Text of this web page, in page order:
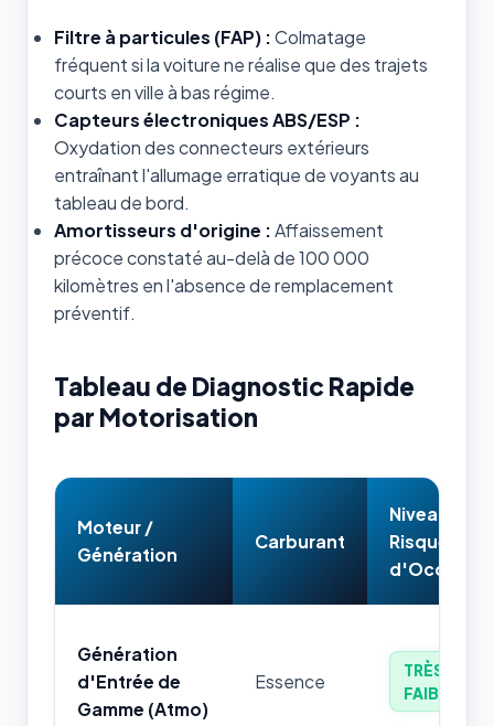
Filtre à particules (FAP) :Colmatage
fréquent si la voiture ne réalise que des trajets
courts en ville à bas régime.
Capteurs électroniques ABS/ESP :
Oxydation des connecteurs extérieurs
entraînant l'allumage erratique de voyants au
tableau de bord.
Amortisseurs d'origine :Affaissement
précoce constaté au-delà de 100 000
kilomètres en l'absence de remplacement
préventif.
Tableau de Diagnostic Rapide
par Motorisation
Moteur /
Génération
Carburant
Niveau de
Risque
d'Occasion
Génération
d'Entrée de
Gamme (Atmo)
Essence
TRÈS
FAIBLE